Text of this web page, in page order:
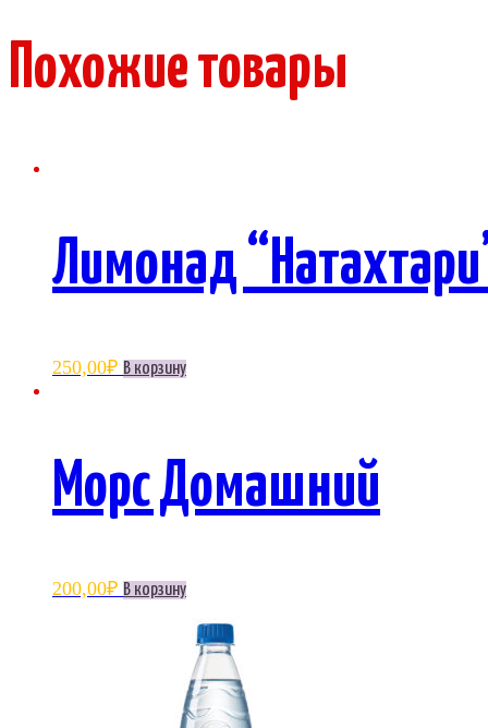
Похожие товары
Лимонад
250,00₽ В корзину
Морс Домашний
200,00₽ В корзину